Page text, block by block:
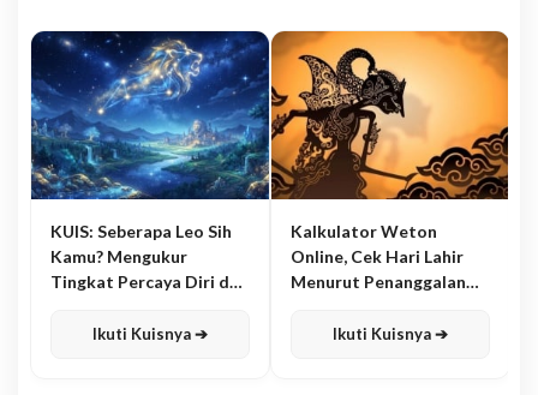
KUIS: Seberapa Leo Sih
Kamu? Mengukur
Tingkat Percaya Diri dan
Ikuti Kuisnya ➔
Kalkulator Weton
Online, Cek Hari Lahir
Menurut Penanggalan
Ikuti Kuisnya ➔